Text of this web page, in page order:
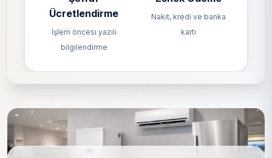
Ücretlendirme
İşlem öncesi yazılı
bilgilendirme
Nakit, kredi ve banka
kartı